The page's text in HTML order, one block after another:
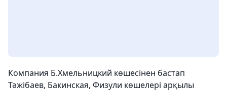
Компания Б.Хмельницкий көшесінен бастап
Тәжібаев, Бакинская, Физули көшелері арқылы